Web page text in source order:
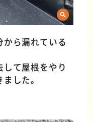
ら漏れている
て屋根をやり
した。